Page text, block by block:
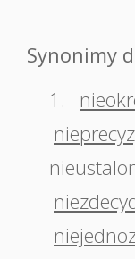
Synonimy
1.